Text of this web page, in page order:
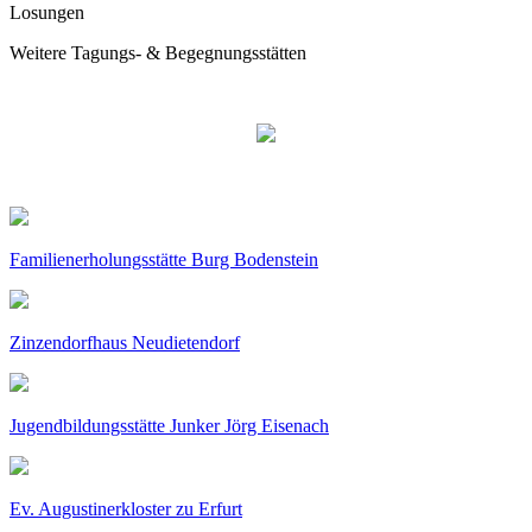
Losungen
Weitere Tagungs- & Begegnungsstätten
Familienerholungsstätte Burg Bodenstein
Zinzendorfhaus Neudietendorf
Jugendbildungsstätte Junker Jörg Eisenach
Ev. Augustinerkloster zu Erfurt